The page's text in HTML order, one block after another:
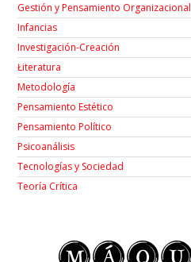
Gestión y Pensamiento Organizacional
Infancias
Investigación-Creación
Łiteratura
Metodología
Pensamiento Estético
Pensamiento Político
Psicoanálisis
Tecnologías y Sociedad
Teoría Crítica